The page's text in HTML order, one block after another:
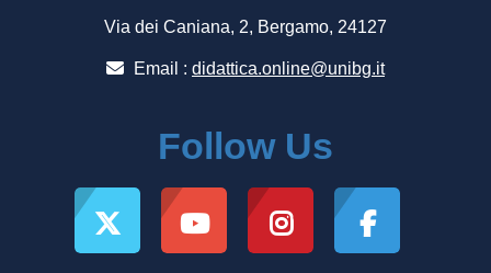
Via dei Caniana, 2, Bergamo, 24127
Email : didattica.online@unibg.it
Follow Us